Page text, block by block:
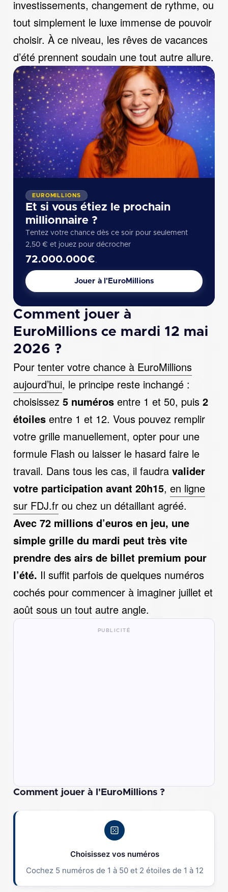
investissements, changement de rythme, ou
tout simplement le luxe immense de pouvoir
choisir. À ce niveau, les rêves de vacances
d’été prennent soudain une tout autre allure.
EUROMILLIONS
Et si vous étiez le prochain
millionnaire ?
Tentez votre chance dès ce soir pour seulement
2,50 € et jouez pour décrocher
72.000.000€.
Jouer à l'EuroMillions
Comment jouer à
EuroMillions ce mardi 12 mai
2026 ?
Pourtenter votre chance à EuroMillions
aujourd’hui, le principe reste inchangé :
choisissez5 numéros entre 1 et 50, puis2
étoiles entre 1 et 12. Vous pouvez remplir
votre grille manuellement, opter pour une
formule Flash ou laisser le hasard faire le
travail. Dans tous les cas, il faudravalider
votre participation avant 20h15,en ligne
sur FDJ.fr ou chez un détaillant agréé.
Avec 72 millions d’euros en jeu, une
simple grille du mardi peut très vite
prendre des airs de billet premium pour
l’été. Il suffit parfois de quelques numéros
cochés pour commencer à imaginer juillet et
août sous un tout autre angle.
Comment jouer à l'EuroMillions ?
Choisissez vos numéros
Cochez 5 numéros de 1 à 50 et 2 étoiles de 1 à 12